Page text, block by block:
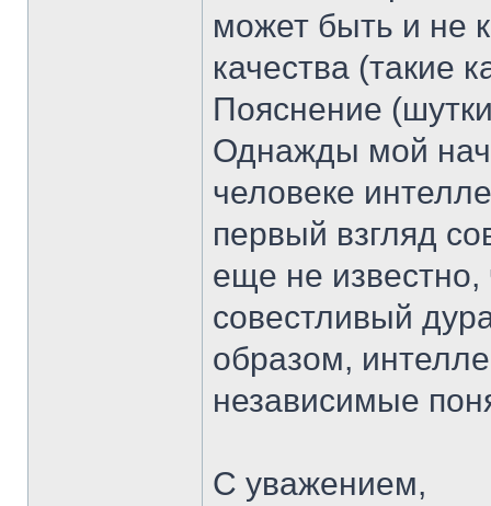
может быть и не
качества (такие
Пояснение
Однажды мой
человеке
первый взгляд
еще не известно,
совестливый
образом,
независимые
С уважением,